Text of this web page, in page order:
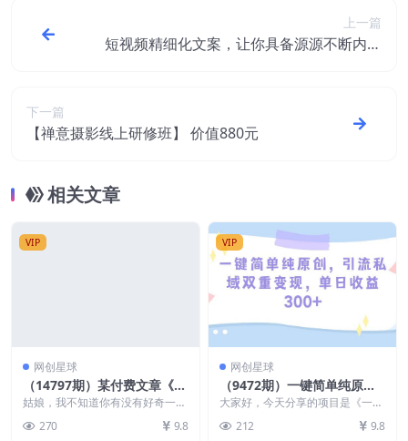
上一篇
短视频精细化文案，让你具备源源不断内容
下一篇
【禅意摄影线上研修班】 价值880元
相关文章
VIP
网创星球
（14797期）某付费文章《女
性玄学秘诀，身材肤质穿衣调
整，迎接财富贵人好姻缘》
姑娘，我不知道你有没有好奇一件
能顺利如愿 一路...
270 9.8
VIP
网创星球
（9472期）一键简单纯原
创，引流私域双重变现，单日
收益300+（教程+素材）
大家好，今天分享的项目是《一键
单日收益300+》，...
212 9.8